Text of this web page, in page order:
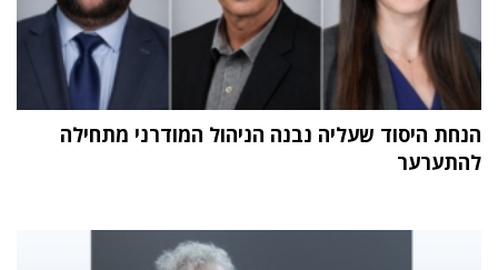
הנחת היסוד שעליה נבנה הניהול המודרני מתחילה
להתערער